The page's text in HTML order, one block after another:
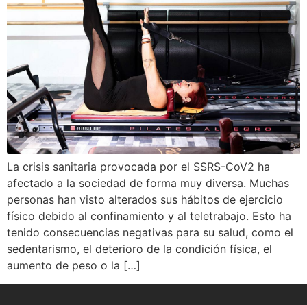
La crisis sanitaria provocada por el SSRS-CoV2 ha
afectado a la sociedad de forma muy diversa. Muchas
personas han visto alterados sus hábitos de ejercicio
físico debido al confinamiento y al teletrabajo. Esto ha
tenido consecuencias negativas para su salud, como el
sedentarismo, el deterioro de la condición física, el
aumento de peso o la […]